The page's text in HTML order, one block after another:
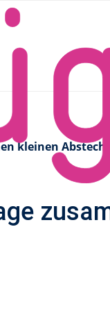
kleinen